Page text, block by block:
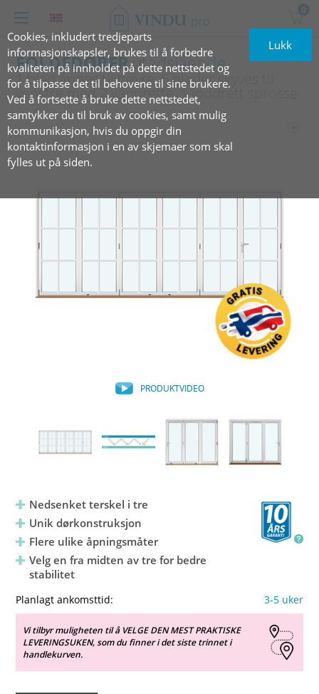
Cookies, inkludert tredjeparts
informasjonskapsler, brukes til å forbedre
kvaliteten på innholdet på dette nettstedet og
for å tilpasse det til behovene til sine brukere.
Ved å fortsette å bruke dette nettstedet,
samtykker du til bruk av cookies, samt mulig
kommunikasjon, hvis du oppgir din
kontaktinformasjon i en av skjemaer som skal
fylles ut på siden.
Lukk
0
FOLDEDØRERutadslående
1 blad åpnes til høyre, 5 blader skyves til
venstre med 2 vannrette, 1 loddrett sprosse
PRODUKTVIDEO
Nedsenket terskel i tre
Unik dørkonstruksjon
Flere ulike åpningsmåter
Velg en fra midten av tre for bedre
stabilitet
Planlagt ankomsttid: 3-5 uker
Vi tilbyr muligheten til å VELGE DEN MEST PRAKTISKE
LEVERINGSUKEN, som du finner i det siste trinnet i
handlekurven.